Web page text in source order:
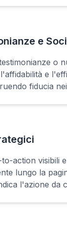
e
o
e
fiducia
action visibili
lungo la
l'azione da